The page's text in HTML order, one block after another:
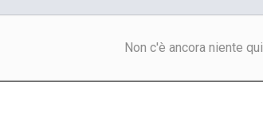
Non c'è ancora niente qui